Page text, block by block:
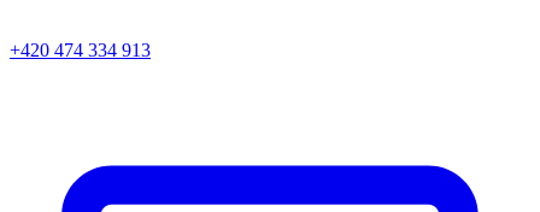
+420 474 334 913